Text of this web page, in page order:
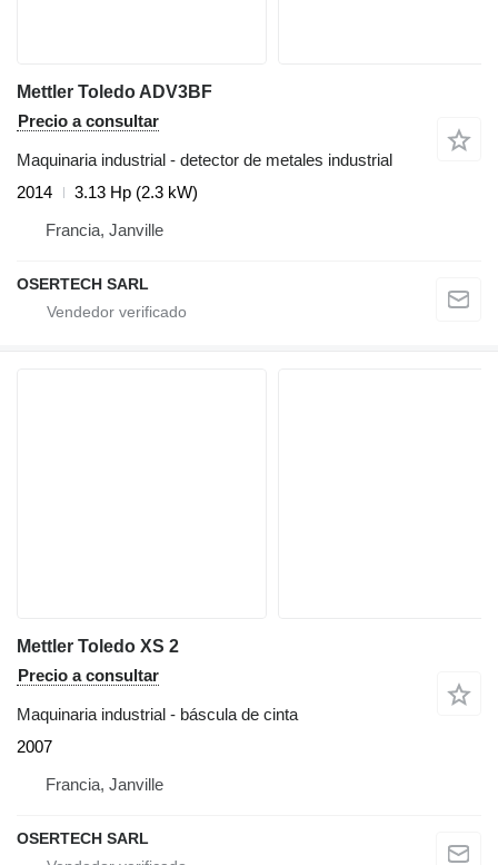
Mettler Toledo ADV3BF
Precio a consultar
Maquinaria industrial - detector de metales industrial
2014
3.13 Hp (2.3 kW)
Francia, Janville
OSERTECH SARL
Mettler Toledo XS 2
Precio a consultar
Maquinaria industrial - báscula de cinta
2007
Francia, Janville
OSERTECH SARL